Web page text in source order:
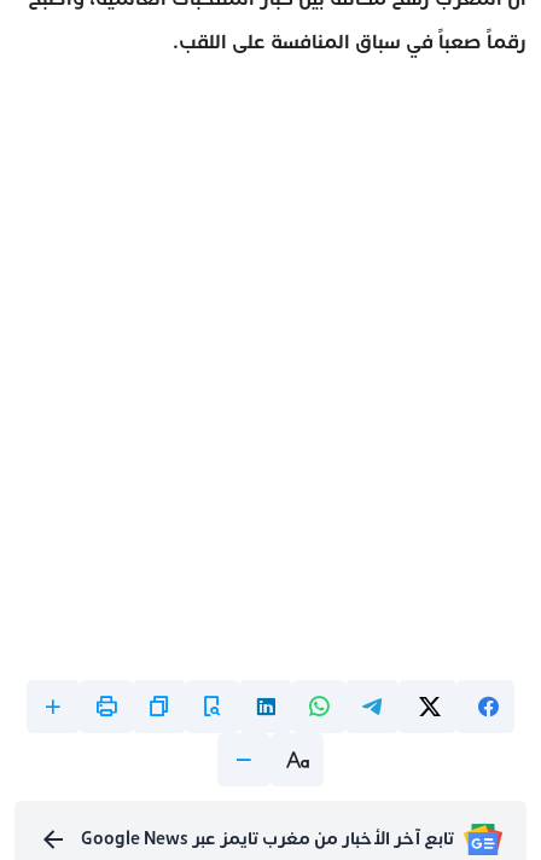
رقماً صعباً في سباق المنافسة على اللقب.
تابع آخر الأخبار من مغرب تايمز عبر Google News